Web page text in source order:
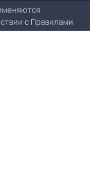
с Правилами